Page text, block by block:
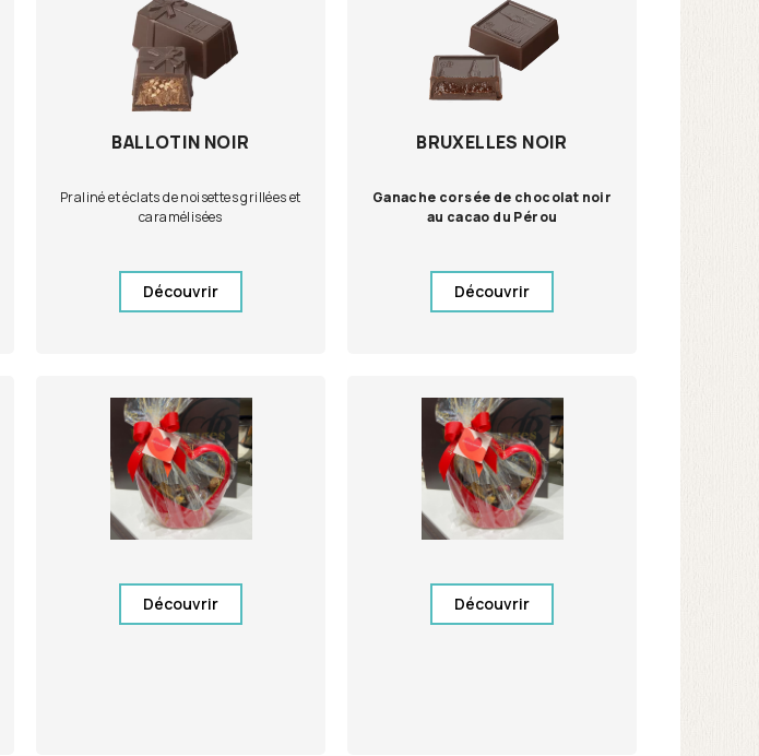
BALLOTIN NOIR
Praliné et éclats de noisettes grillées et
caramélisées
Découvrir
BRUXELLES NOIR
Ganache corsée de chocolat noir
au cacao du Pérou
Découvrir
Découvrir Découvrir